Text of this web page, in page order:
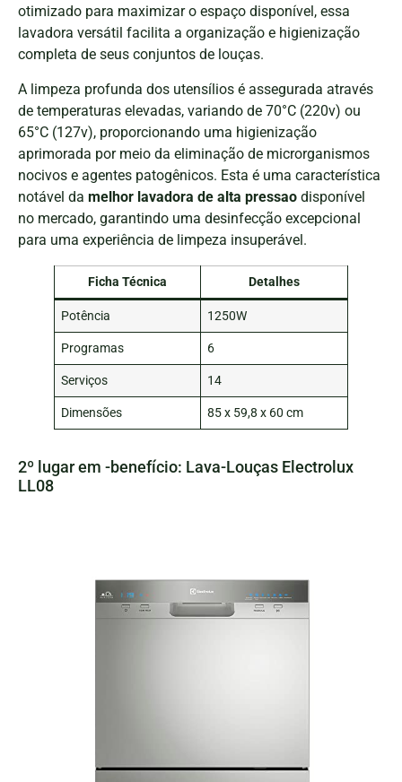
otimizado para maximizar o espaço disponível, essa
lavadora versátil facilita a organização e higienização
completa de seus conjuntos de louças.
A limpeza profunda dos utensílios é assegurada através
de temperaturas elevadas, variando de 70°C (220v) ou
65°C (127v), proporcionando uma higienização
aprimorada por meio da eliminação de microrganismos
nocivos e agentes patogênicos. Esta é uma característica
notável da melhor lavadora de alta pressao disponível
no mercado, garantindo uma desinfecção excepcional
para uma experiência de limpeza insuperável.
Ficha Técnica Detalhes
Potência 1250W
Programas 6
Serviços 14
Dimensões 85 x 59,8 x 60 cm
2º lugar em -benefício: Lava-Louças Electrolux
LL08